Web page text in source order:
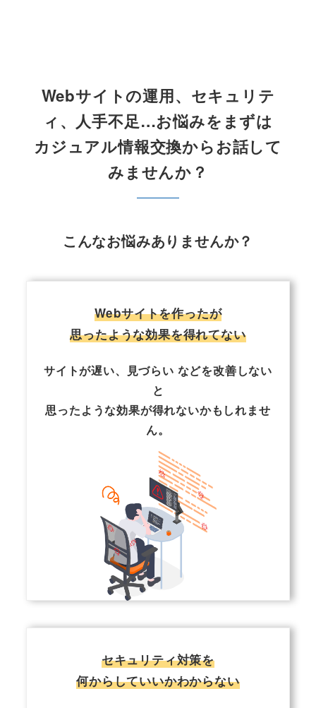
Webサイトの運用、セキュリテ
ィ、人手不足…お悩みをまずは
カジュアル情報交換からお話して
みませんか？
こんなお悩みありませんか？
Webサイトを作ったが
思ったような効果を得れてない
サイトが遅い、見づらい などを改善しない
と
思ったような効果が得れないかもしれませ
ん。
セキュリティ対策を
何からしていいかわからない